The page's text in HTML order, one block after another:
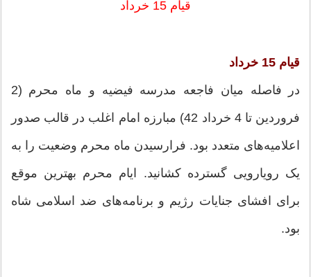
قیام 15 خرداد
قیام 15 خرداد
در فاصله میان فاجعه مدرسه فیضیه و ماه محرم (2
فروردین تا 4 خرداد 42) مبارزه امام اغلب در قالب صدور
اعلامیه‌های متعدد بود. فرارسیدن ماه محرم وضعیت را به
یک رویارویی گسترده کشانید. ایام محرم بهترین موقع
برای افشای جنایات رژیم و برنامه‌های ضد اسلامی شاه
بود.